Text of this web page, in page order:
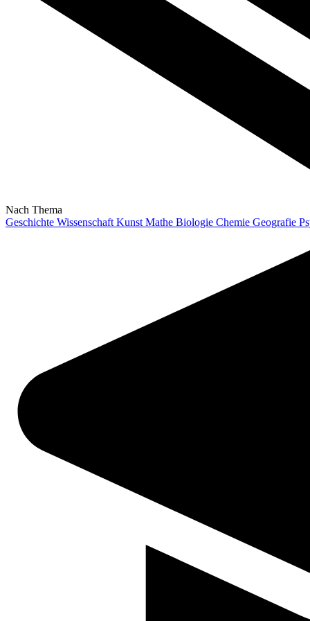
Nach Thema
Geschichte Wissenschaft Kunst Mathe Biologie Chemie Geografie